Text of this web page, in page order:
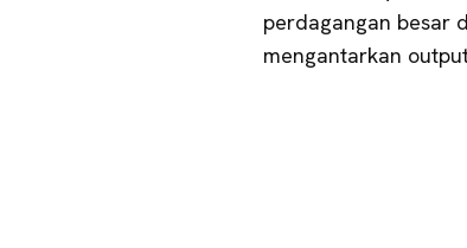
perdagangan besar
mengantarkan